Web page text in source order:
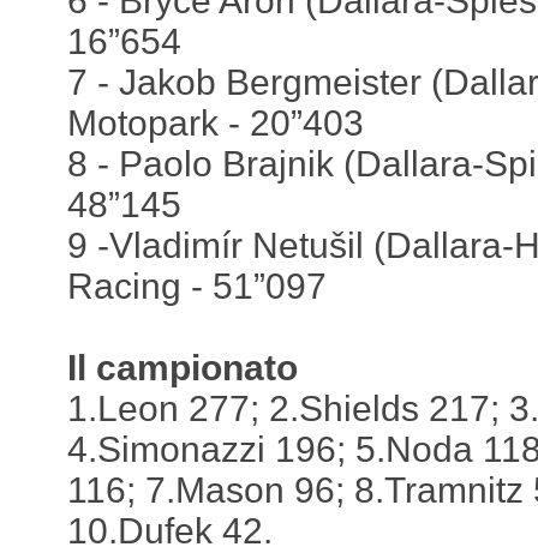
16”654
7 - Jakob Bergmeister
Motopark - 20”403
8 - Paolo Brajnik (Dallara-
48”145
9 -Vladimír Netušil (Dallara-
Racing - 51”097
Il campionato
1.Leon 277; 2.Shields 217;
4.Simonazzi 196; 5.Noda
116; 7.Mason 96; 8.Tramnitz
10.Dufek 42.